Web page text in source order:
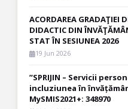
ACORDAREA GRADAŢIEI
DIDACTIC DIN
STAT ÎN SESIUNEA 2026
19 Jun 2026
”SPRIJIN – Servicii
incluziunea în
MySMIS2021+: 348970